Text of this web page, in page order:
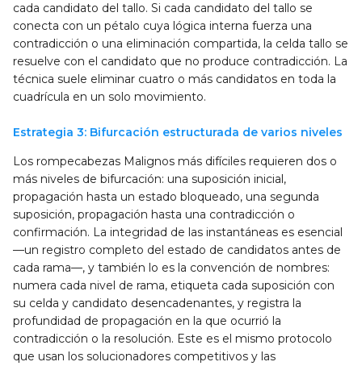
cada candidato del tallo. Si cada candidato del tallo se
conecta con un pétalo cuya lógica interna fuerza una
contradicción o una eliminación compartida, la celda tallo se
resuelve con el candidato que no produce contradicción. La
técnica suele eliminar cuatro o más candidatos en toda la
cuadrícula en un solo movimiento.
Estrategia 3: Bifurcación estructurada de varios niveles
Los rompecabezas Malignos más difíciles requieren dos o
más niveles de bifurcación: una suposición inicial,
propagación hasta un estado bloqueado, una segunda
suposición, propagación hasta una contradicción o
confirmación. La integridad de las instantáneas es esencial
—un registro completo del estado de candidatos antes de
cada rama—, y también lo es la convención de nombres:
numera cada nivel de rama, etiqueta cada suposición con
su celda y candidato desencadenantes, y registra la
profundidad de propagación en la que ocurrió la
contradicción o la resolución. Este es el mismo protocolo
que usan los solucionadores competitivos y las